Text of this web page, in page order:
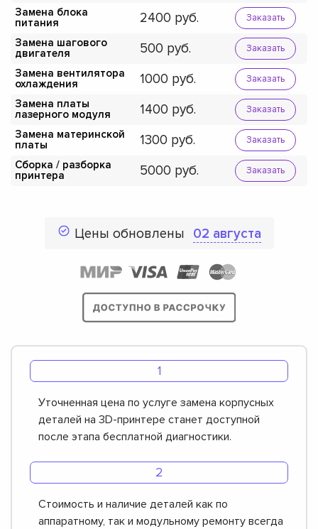
Замена блока
питания
2400 Заказать
Замена шагового
двигателя
500 Заказать
Замена вентилятора
охлаждения
1000 Заказать
Замена платы
лазерного модуля
1400 Заказать
Замена материнской
платы
1300 Заказать
Сборка / разборка
принтера
5000 Заказать
Цены обновлены 02 августа
Уточненная цена по услуге замена корпусных
деталей на 3D-принтере станет доступной
после этапа бесплатной диагностики.
Стоимость и наличие деталей как по
аппаратному, так и модульному ремонту всегда